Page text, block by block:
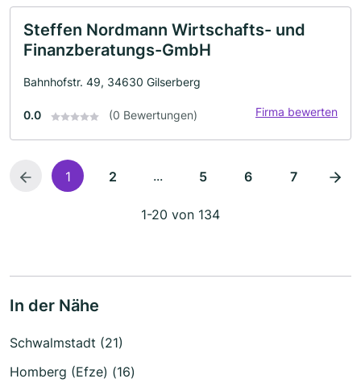
Steffen Nordmann Wirtschafts- und
Finanzberatungs-GmbH
Bahnhofstr. 49, 34630 Gilserberg
0.0 (0 Bewertungen) Firma bewerten
1 2 ... 5 6 7
1-20 von 134
In der Nähe
Schwalmstadt (21)
Homberg (Efze) (16)